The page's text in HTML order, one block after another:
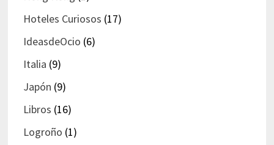
Hoteles Curiosos (17)
IdeasdeOcio (6)
Italia (9)
Japón (9)
Libros (16)
Logroño (1)